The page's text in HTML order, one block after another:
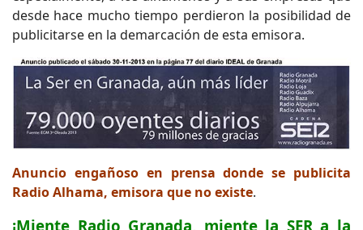
desde hace mucho tiempo perdieron la posibilidad de
publicitarse en la demarcación de esta emisora.
Anuncio engañoso en prensa donde se publicita
Radio Alhama, emisora que no existe.
¡Miente Radio Granada, miente la SER a la